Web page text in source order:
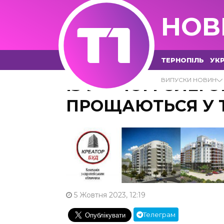
ТЕРНОПІЛЬ
ВИПУСКИ НОВИН
ІЗ ВОЇНОМ
ПРОЩАЮТЬСЯ У
5 Жовтня 2023, 12:19
Телеграм